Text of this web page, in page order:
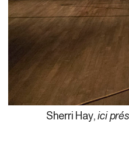
Sherri Hay,ici